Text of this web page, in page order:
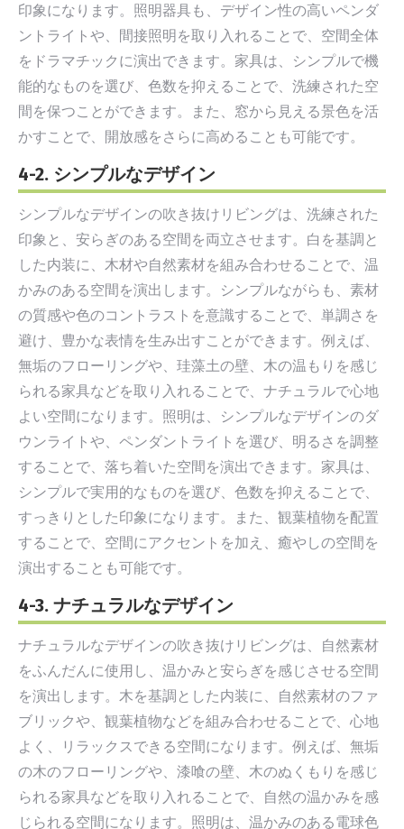
印象になります。照明器具も、デザイン性の高いペンダ
ントライトや、間接照明を取り入れることで、空間全体
をドラマチックに演出できます。家具は、シンプルで機
能的なものを選び、色数を抑えることで、洗練された空
間を保つことができます。また、窓から見える景色を活
かすことで、開放感をさらに高めることも可能です。
4-2. シンプルなデザイン
シンプルなデザインの吹き抜けリビングは、洗練された
印象と、安らぎのある空間を両立させます。白を基調と
した内装に、木材や自然素材を組み合わせることで、温
かみのある空間を演出します。シンプルながらも、素材
の質感や色のコントラストを意識することで、単調さを
避け、豊かな表情を生み出すことができます。例えば、
無垢のフローリングや、珪藻土の壁、木の温もりを感じ
られる家具などを取り入れることで、ナチュラルで心地
よい空間になります。照明は、シンプルなデザインのダ
ウンライトや、ペンダントライトを選び、明るさを調整
することで、落ち着いた空間を演出できます。家具は、
シンプルで実用的なものを選び、色数を抑えることで、
すっきりとした印象になります。また、観葉植物を配置
することで、空間にアクセントを加え、癒やしの空間を
演出することも可能です。
4-3. ナチュラルなデザイン
ナチュラルなデザインの吹き抜けリビングは、自然素材
をふんだんに使用し、温かみと安らぎを感じさせる空間
を演出します。木を基調とした内装に、自然素材のファ
ブリックや、観葉植物などを組み合わせることで、心地
よく、リラックスできる空間になります。例えば、無垢
の木のフローリングや、漆喰の壁、木のぬくもりを感じ
られる家具などを取り入れることで、自然の温かみを感
じられる空間になります。照明は、温かみのある電球色